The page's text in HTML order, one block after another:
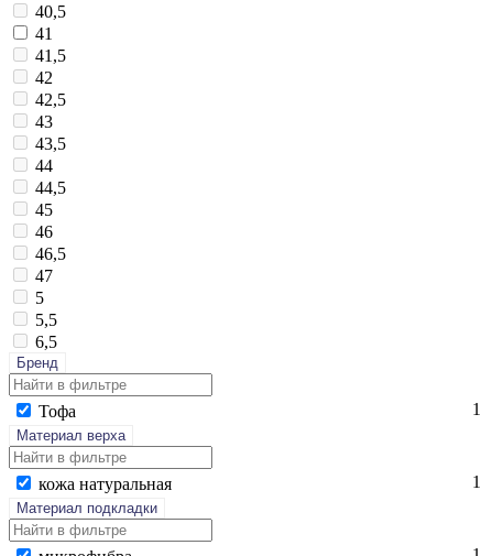
40,5
41
41,5
42
42,5
43
43,5
44
44,5
45
46
46,5
47
5
5,5
6,5
Бренд
То­фа 1
Материал верха
ко­жа на­тураль­ная 1
Материал подкладки